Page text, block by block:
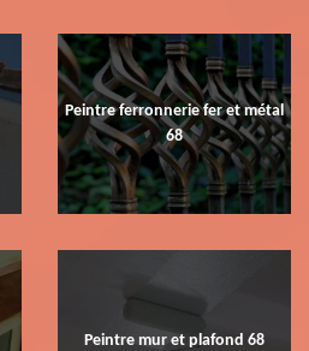
Peintre ferronnerie fer et métal
68
Peintre mur et plafond 68